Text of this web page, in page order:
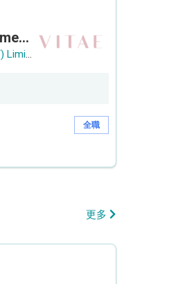
客戶服務主任 Customer Service Officer (銅鑼灣)
Vitae Wellness Beauty (TST) Limited
全職
更多